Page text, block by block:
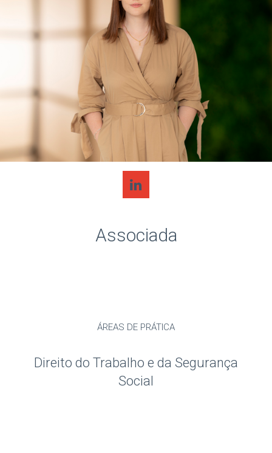
Associada
ÁREAS DE PRÁTICA
Direito do Trabalho e da Segurança
Social